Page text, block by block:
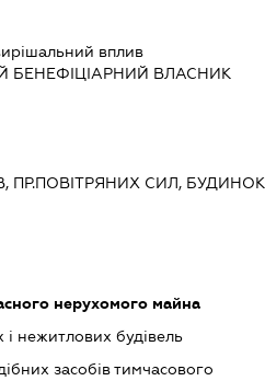
вплив
БЕНЕФІЦІАРНИЙ ВЛАСНИК
ПР.ПОВІТРЯНИХ СИЛ, БУДИНОК
нерухомого майна
нежитлових будівель
засобів тимчасового